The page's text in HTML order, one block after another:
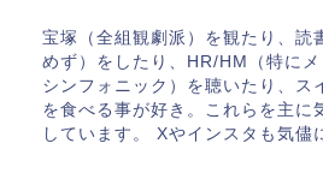
宝塚（全組観劇派）を観たり、読
めず）をしたり、HR/HM（特にメ
シンフォニック）を聴いたり、ス
を食べる事が好き。これらを主に
しています。 Xやインスタも気儘